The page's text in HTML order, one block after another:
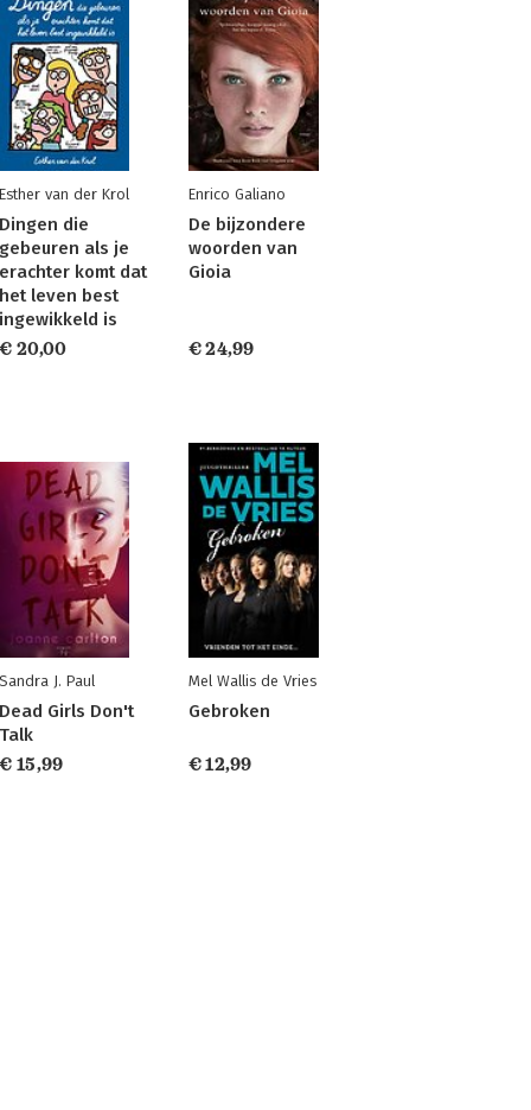
Esther van der Krol
Dingen die
gebeuren als je
erachter komt dat
het leven best
ingewikkeld is
€ 20,00
Enrico Galiano
De bijzondere
woorden van
Gioia
€ 24,99
Sandra J. Paul
Dead Girls Don't
Talk
€ 15,99
Mel Wallis de Vries
Gebroken
€ 12,99